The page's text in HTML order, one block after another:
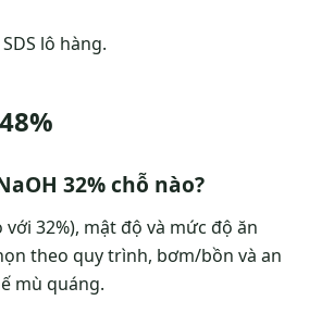
lô hàng.
32% chỗ nào?
với 32%), mật độ và mức độ ăn
theo quy trình, bơm/bồn và an
mù quáng.